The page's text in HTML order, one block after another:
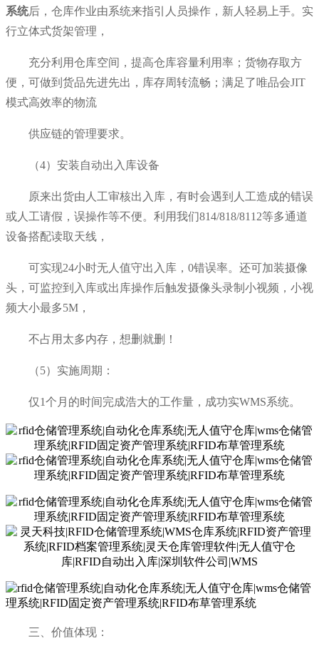
系统后，仓库作业由系统来指引人员操作，新人轻易上手。实
行立体式货架管理，
充分利用仓库空间，提高仓库容量利用率；货物存取方
便，可做到货品先进先出，库存周转流畅；满足了唯品会JIT
模式高效率的物流
供应链的管理要求。
（4） 安装自动出入库设备
原来出货由人工审核出入库，有时会遇到人工造成的错误
或人工请假，误操作等不便。利用我们814/818/8112等多通道
设备搭配读取天线，
可实现24小时无人值守出入库，0错误率。还可加装摄像
头，可监控到入库或出库操作后触发摄像头录制小视频，小视
频大小最多5M，
不占用太多内存，想删就删！
（5）实施周期：
仅1个月的时间完成浩大的工作量，成功实WMS系统。
三、价值体现：